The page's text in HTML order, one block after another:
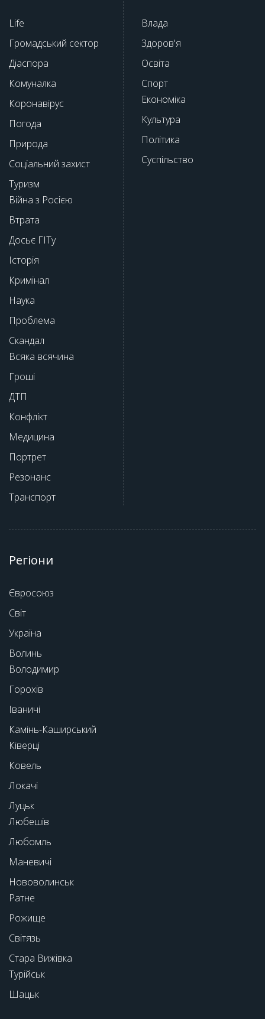
Life
Громадський сектор
Діаспора
Комуналка
Коронавірус
Погода
Природа
Соціальний захист
Туризм
Війна з Росією
Втрата
Досьє ГІТу
Історія
Кримінал
Наука
Проблема
Скандал
Всяка всячина
Гроші
ДТП
Конфлікт
Медицина
Портрет
Резонанс
Транспорт
Влада
Здоров'я
Освіта
Спорт
Економіка
Культура
Політика
Суспільство
Регіони
Євросоюз
Світ
Україна
Волинь
Володимир
Горохів
Іваничі
Камінь-Каширський
Ківерці
Ковель
Локачі
Луцьк
Любешів
Любомль
Маневичі
Нововолинськ
Ратне
Рожище
Світязь
Стара Вижівка
Турійськ
Шацьк